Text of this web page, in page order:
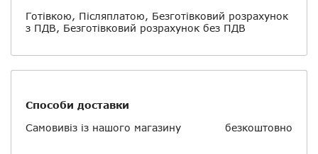
Готівкою, Післяплатою, Безготівковий розрахунок
з ПДВ, Безготівковий розрахунок без ПДВ
Способи доставки
Самовивіз із нашого магазину
безкоштовно